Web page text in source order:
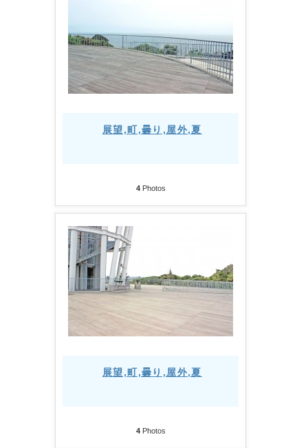
展望,町,曇り,屋外,夏
4Photos
展望,町,曇り,屋外,夏
4Photos